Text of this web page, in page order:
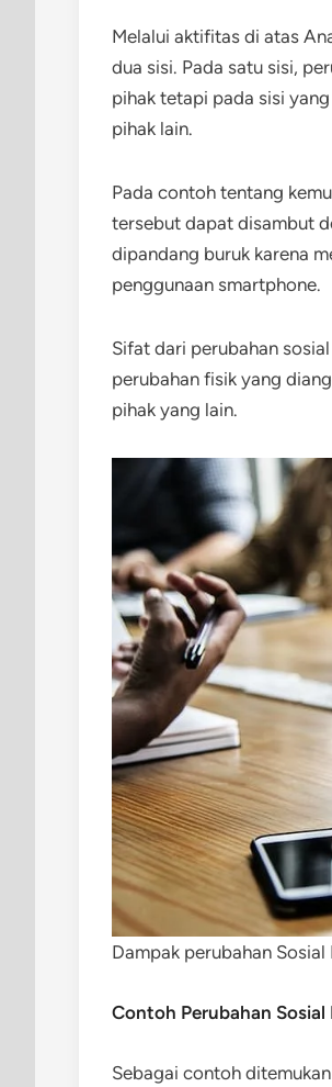
Melalui aktifitas di atas
dua sisi. Pada satu sisi,
pihak tetapi pada sisi
pihak lain.
Pada contoh tentang
tersebut dapat disambut
dipandang buruk karena
penggunaan smartphone.
Sifat dari perubahan
perubahan fisik yang
pihak yang lain.
Dampak perubahan
Contoh Perubahan Sosial
Sebagai contoh